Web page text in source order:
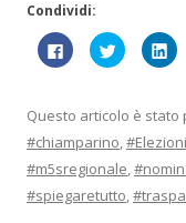
Condividi:
F
a
i
c
p
e
r
c
o
n
F
a
i
c
q
u
i
p
e
r
F
a
i
c
q
u
i
p
e
r
Questo articolo è stato
#chiamparino,
#m5sregionale,
#spiegaretutto,